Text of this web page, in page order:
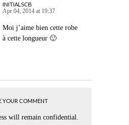
INITIALSCB
Apr 04, 2014 at 19:37
Moi j’aime bien cette robe
à cette longueur 🙂
YOUR COMMENT
will remain confidential.